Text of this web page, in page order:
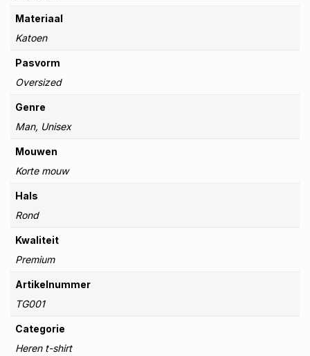
Materiaal
Katoen
Pasvorm
Oversized
Genre
Man, Unisex
Mouwen
Korte mouw
Hals
Rond
Kwaliteit
Premium
Artikelnummer
TG001
Categorie
Heren t-shirt